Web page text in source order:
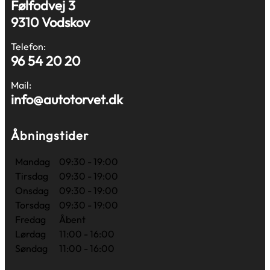
Følfodvej 3
9310 Vodskov
Telefon:
96 54 20 20
Mail:
info@autotorvet.dk
Åbningstider
Mandag
09:30 - 19:00
Tirsdag
09:30 - 19:00
Onsdag
09:30 - 19:00
Torsdag
09:30 - 19:00
Fredag
Åbent
Lørdag
11:00 - 16:00
Søndag
11:00 - 16:00